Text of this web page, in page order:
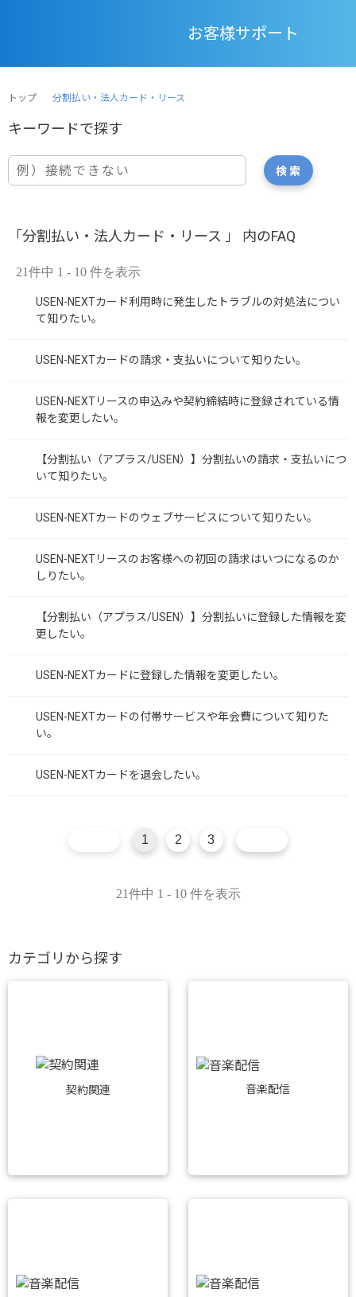
お客様サポート
トップ 分割払い・法人カード・リース
「分割払い・法人カード・リース 」 内のFAQ
21件中 1 - 10 件を表示
USEN-NEXTカード利用時に発生したトラブルの対処法につい
て知りたい。
USEN-NEXTカードの請求・支払いについて知りたい。
USEN-NEXTリースの申込みや契約締結時に登録されている情
報を変更したい。
【分割払い（アプラス/USEN）】分割払いの請求・支払いにつ
いて知りたい。
USEN-NEXTカードのウェブサービスについて知りたい。
USEN-NEXTリースのお客様への初回の請求はいつになるのか
しりたい。
【分割払い（アプラス/USEN）】分割払いに登録した情報を変
更したい。
USEN-NEXTカードに登録した情報を変更したい。
USEN-NEXTカードの付帯サービスや年会費について知りた
い。
USEN-NEXTカードを退会したい。
21件中 1 - 10 件を表示
1 2 3
カテゴリから探す
契約関連 音楽配信